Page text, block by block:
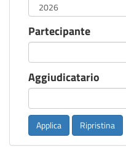
Partecipante
Aggiudicatario
Applica Ripristina